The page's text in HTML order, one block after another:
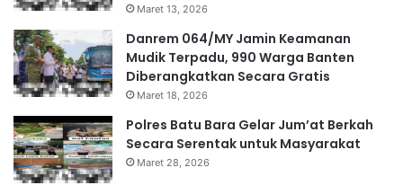
Maret 13, 2026
Danrem 064/MY Jamin Keamanan
Mudik Terpadu, 990 Warga Banten
Diberangkatkan Secara Gratis
Maret 18, 2026
Polres Batu Bara Gelar Jum’at Berkah
Secara Serentak untuk Masyarakat
Maret 28, 2026